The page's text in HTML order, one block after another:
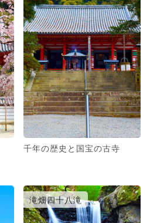
千年の歴史と国宝の古寺
滝畑四十八滝